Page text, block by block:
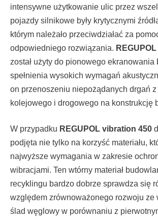
intensywne użytkowanie ulic przez
pojazdy silnikowe były krytycznymi
którym należało przeciwdziałać za
odpowiedniego rozwiązania.
został użyty do pionowego ekranowania
spełnienia wysokich wymagań
on przenoszeniu niepożądanych drgań z
kolejowego i drogowego na konstrukcję
W przypadku REGUPOL vibration 450
podjęta nie tylko na korzyść materiału,
najwyższe wymagania w zakresie
wibracjami. Ten wtórny materiał
recyklingu bardzo dobrze sprawdza się
względem zrównoważonego rozwoju ze
ślad węglowy w porównaniu z